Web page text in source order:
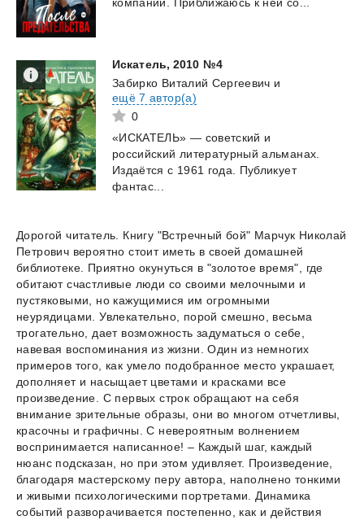
Искатель, 2010 №4
Забирко Виталий Сергеевич и
ещё 7 автор(а)
0
«ИСКАТЕЛЬ» — советский и
российский литературный альманах.
Издаётся с 1961 года. Публикует
фантас...
Дорогой читатель. Книгу "Встречный бой" Марчук Николай
Петрович вероятно стоит иметь в своей домашней
библиотеке. Приятно окунуться в "золотое время", где
обитают счастливые люди со своими мелочными и
пустяковыми, но кажущимися им огромными
неурядицами. Увлекательно, порой смешно, весьма
трогательно, дает возможность задуматься о себе,
навевая воспоминания из жизни. Один из немногих
примеров того, как умело подобранное место украшает,
дополняет и насыщает цветами и красками все
произведение. С первых строк обращают на себя
внимание зрительные образы, они во многом отчетливы,
красочны и графичны. С невероятным волнением
воспринимается написанное! – Каждый шаг, каждый
нюанс подсказан, но при этом удивляет. Произведение,
благодаря мастерскому перу автора, наполнено тонкими
и живыми психологическими портретами. Динамика
событий разворачивается постепенно, как и действия